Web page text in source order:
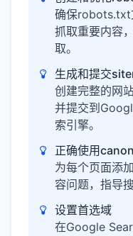
确保robots.txt
抓取重要内容
取。
生成和提交
创建完整的网
并提交到
索引擎。
正确使用
为每个页面添
容问题，指导
设置首选域
在Google